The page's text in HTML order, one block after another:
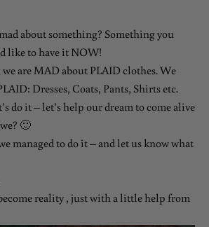
about something? Something you
like to have it NOW!
we are MAD about PLAID clothes. We
Dresses, Coats, Pants, Shirts etc.
do it – let’s help our dream to come alive
🙂
managed to do it – and let us know what
reality , just with a little help from